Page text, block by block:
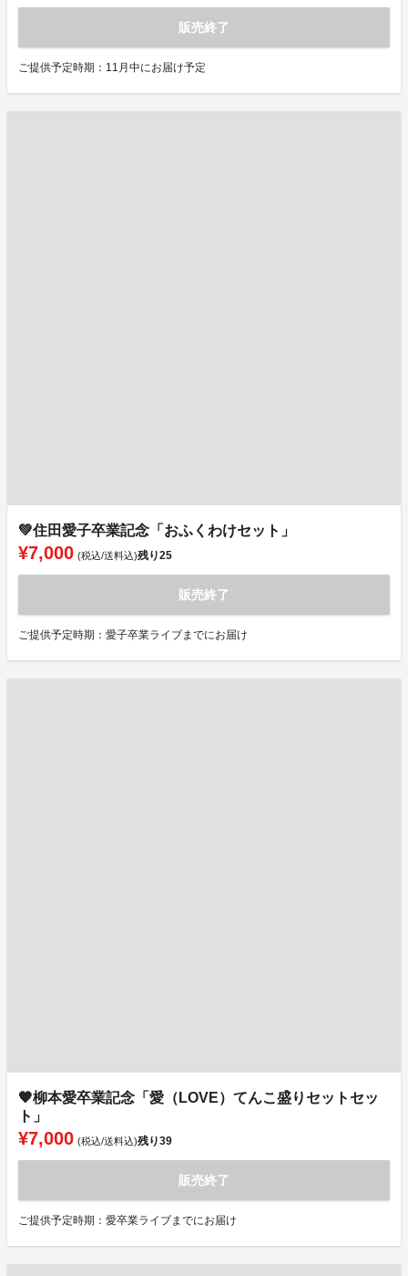
販売終了
ご提供予定時期：11月中にお届け予定
💚住田愛子卒業記念「おふくわけセット」
¥7,000 (税込/送料込)残り25
販売終了
ご提供予定時期：愛子卒業ライブまでにお届け
🧡柳本愛卒業記念「愛（LOVE）てんこ盛りセットセッ
ト」
¥7,000 (税込/送料込)残り39
販売終了
ご提供予定時期：愛卒業ライブまでにお届け